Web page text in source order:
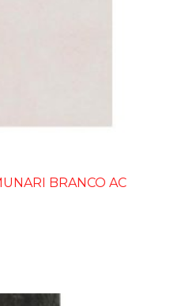
BRANCO AC